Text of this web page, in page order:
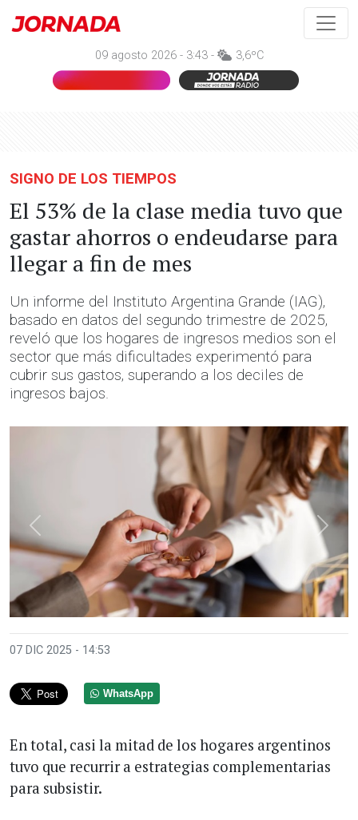
09 agosto 2026 - 3:43 - 3,6ºC
SIGNO DE LOS TIEMPOS
El 53% de la clase media tuvo que
gastar ahorros o endeudarse para
llegar a fin de mes
Un informe del Instituto Argentina Grande (IAG),
basado en datos del segundo trimestre de 2025,
reveló que los hogares de ingresos medios son el
sector que más dificultades experimentó para
cubrir sus gastos, superando a los deciles de
ingresos bajos.
Anterior
07 DIC 2025 - 14:53
WhatsApp
En total, casi la mitad de los hogares argentinos
tuvo que recurrir a estrategias complementarias
para subsistir.